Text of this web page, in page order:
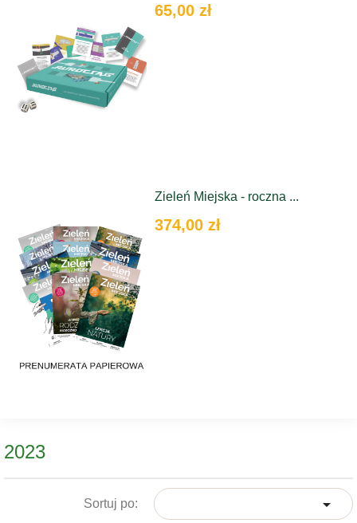
65,00 zł
Zieleń Miejska - roczna ...
374,00 zł
2023
Sortuj po: 